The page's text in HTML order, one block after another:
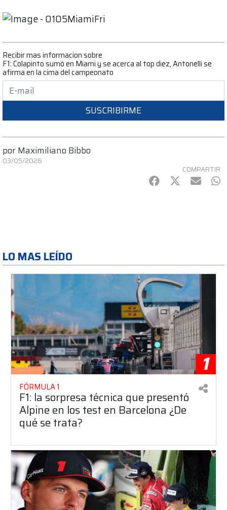
Recibir mas informacion sobre
F1: Colapinto sumó en Miami y se acerca al top diez, Antonelli se
afirma en la cima del campeonato
SUSCRIBIRME
por Maximiliano Bibbo
03/05/2026
COMPARTIR
Facebook
Twitter
mail
LO MAS LEÍDO
1
FÓRMULA 1
F1: la sorpresa técnica que presentó
Alpine en los test en Barcelona ¿De
qué se trata?